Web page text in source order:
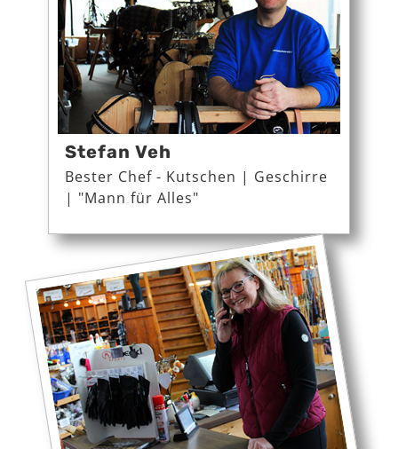
Stefan Veh
Bester Chef - Kutschen | Geschirre
| "Mann für Alles"